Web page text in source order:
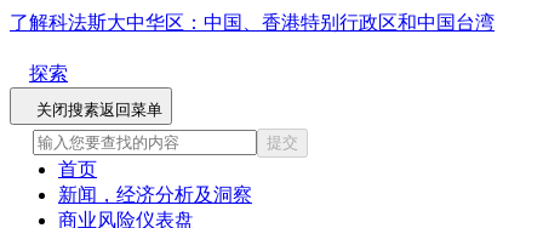
了解科法斯大中华区：中国、香港特别行政区和中国台湾
探索
关闭搜素返回菜单
提交
首页
新闻，经济分析及洞察
商业风险仪表盘